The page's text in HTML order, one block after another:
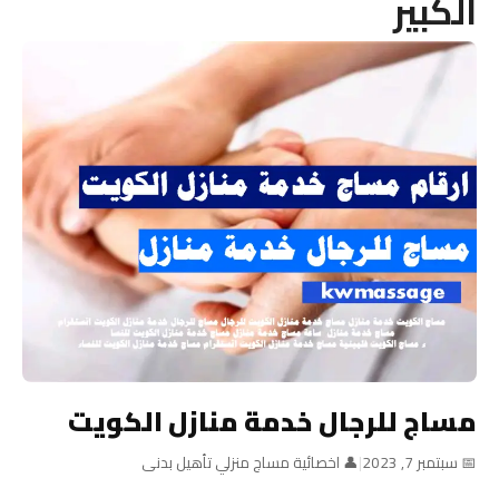
مساج للرجال خدمة منازل الكويت
📅 سبتمبر 7, 2023 |👤 اخصائية مساج منزلي تأهيل بدنى